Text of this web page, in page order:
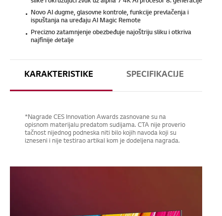
Novo AI dugme, glasovne kontrole, funkcije prevlačenja i
ispuštanja na uređaju AI Magic Remote
Precizno zatamnjenje obezbeđuje najoštriju sliku i otkriva
najfinije detalje
KARAKTERISTIKE SPECIFIKACIJE
*Nagrade CES Innovation Awards zasnovane su na
opisnom materijalu predatom sudijama. CTA nije proverio
tačnost nijednog podneska niti bilo kojih navoda koji su
izneseni i nije testirao artikal kom je dodeljena nagrada.